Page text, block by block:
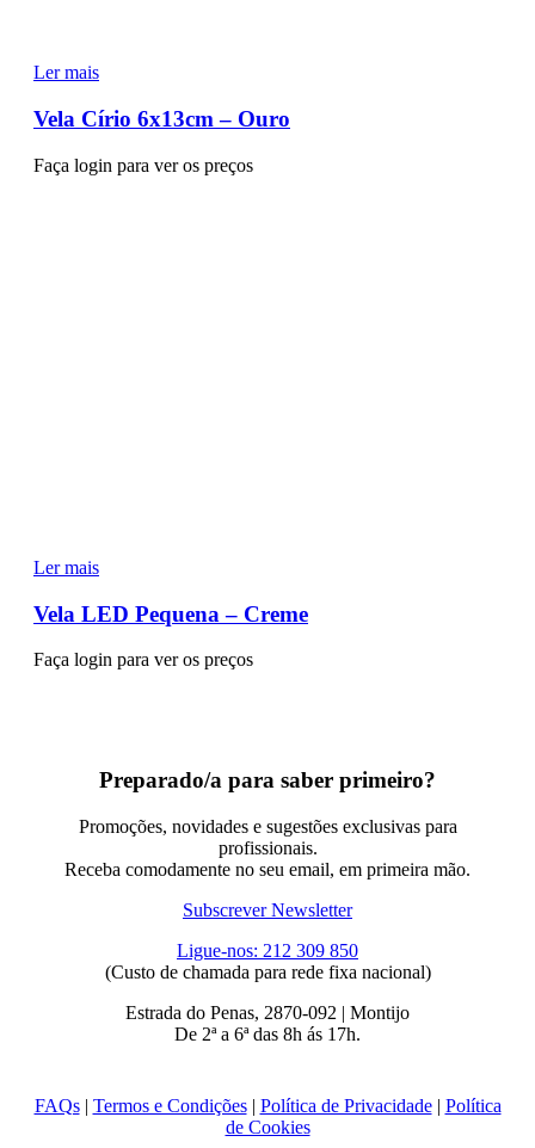
Ler mais
Vela Círio 6x13cm – Ouro
Faça login para ver os preços
Ler mais
Vela LED Pequena – Creme
Faça login para ver os preços
Preparado/a para saber primeiro?
Promoções, novidades e sugestões exclusivas para
profissionais.
Receba comodamente no seu email, em primeira mão.
Subscrever Newsletter
Ligue-nos: 212 309 850
(Custo de chamada para rede fixa nacional)
Estrada do Penas, 2870-092 | Montijo
De 2ª a 6ª das 8h ás 17h.
FAQs| Termos e Condições| Política de Privacidade| Política
de Cookies